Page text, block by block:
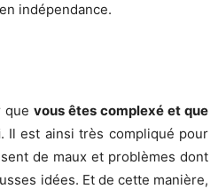
indépendance.
que vous êtes complexé et que
. Il est ainsi très compliqué pour
de maux et problèmes dont
idées. Et de cette manière,